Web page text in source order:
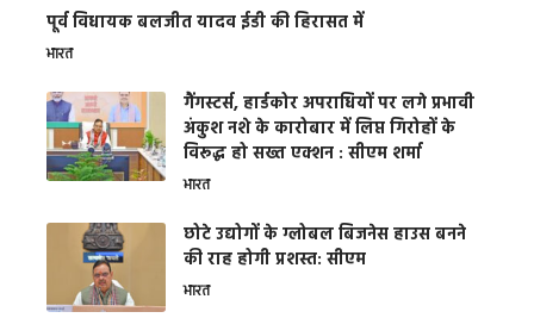
पूर्व विधायक बलजीत यादव ईडी की हिरासत में
भारत
गैंगस्टर्स, हार्डकोर अपराधियों पर लगे प्रभावी
अंकुश नशे के कारोबार में लिप्त गिरोहों के
विरूद्ध हो सख्त एक्शन : सीएम शर्मा
भारत
छोटे उद्योगों के ग्लोबल बिजनेस हाउस बनने
की राह होगी प्रशस्त: सीएम
भारत